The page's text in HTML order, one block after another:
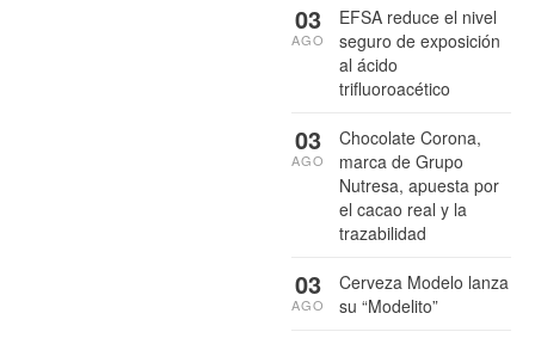
EFSA reduce el nivel
seguro de exposición
al ácido
trifluoroacético
03
AGO
Chocolate Corona,
marca de Grupo
Nutresa, apuesta por
el cacao real y la
trazabilidad
03
AGO
Cerveza Modelo lanza
su “Modelito”
03
AGO